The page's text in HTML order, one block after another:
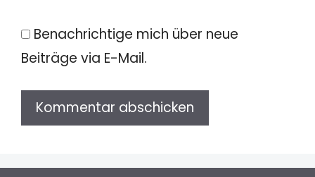
Benachrichtige mich über neue
Beiträge via E-Mail.